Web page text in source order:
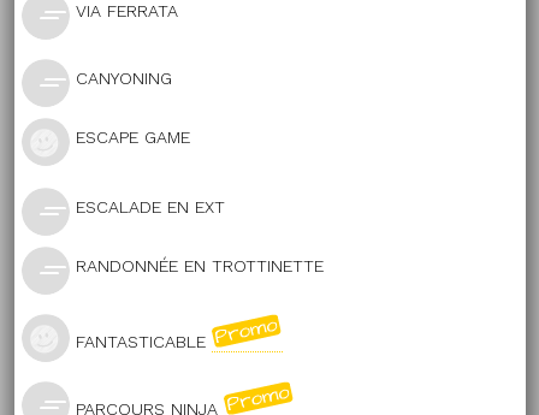
VIA FERRATA
CANYONING
ESCAPE GAME
ESCALADE EN EXT
RANDONNÉE EN TROTTINETTE
FANTASTICABLE
PARCOURS NINJA